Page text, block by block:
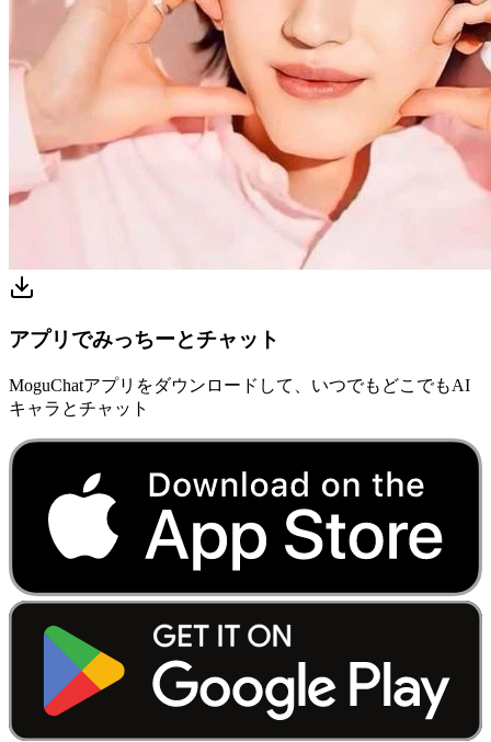
アプリでみっちーとチャット
MoguChatアプリをダウンロードして、いつでもどこでもAI
キャラとチャット